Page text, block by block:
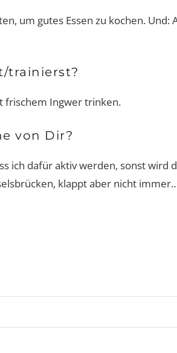
um gutes Essen zu kochen. Und:
trainierst?
frischem Ingwer trinken.
von Dir?
ich dafür aktiv werden, sonst wird
klappt aber nicht